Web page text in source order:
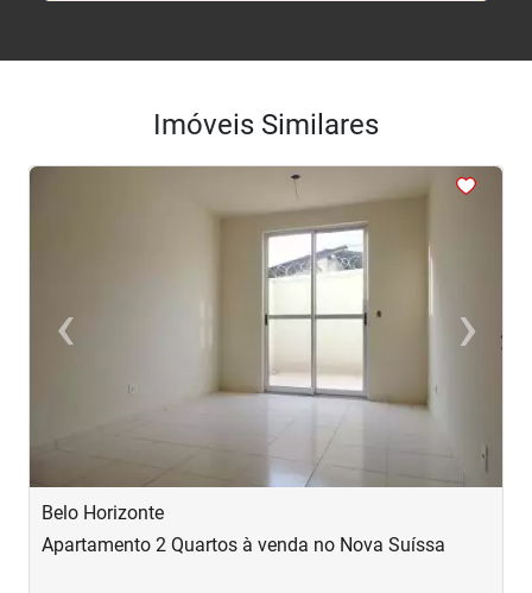
Imóveis Similares
‹Previous ›Next
Belo Horizonte
Apartamento 2 Quartos à venda no Nova Suíssa